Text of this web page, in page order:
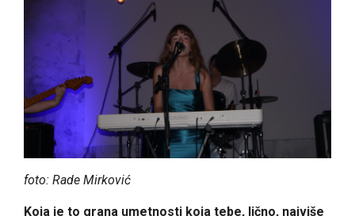
foto: Rade Mirković
Koja je to grana umetnosti koja tebe, lično, najviše